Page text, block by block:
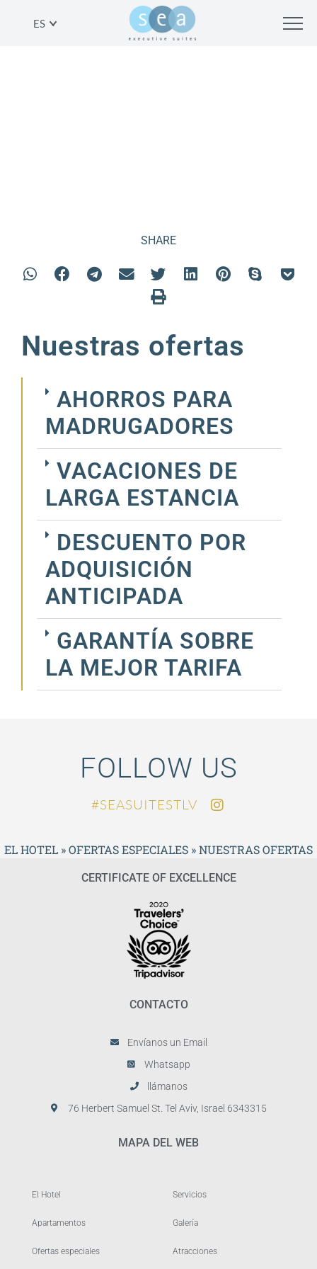
ES
SHARE
Nuestras ofertas
AHORROS PARA
MADRUGADORES
VACACIONES DE
LARGA ESTANCIA
DESCUENTO POR
ADQUISICIÓN
ANTICIPADA
GARANTÍA SOBRE
LA MEJOR TARIFA
FOLLOW US
SEASUITESTLV#
EL HOTEL »OFERTAS ESPECIALES »NUESTRAS OFERTAS
CERTIFICATE OF EXCELLENCE
CONTACTO
Envíanos un Email
Whatsapp
llámanos
76 Herbert Samuel St. Tel Aviv, Israel 6343315
MAPA DEL WEB
El Hotel
Apartamentos
Ofertas especiales
Servicios
Galería
Atracciones